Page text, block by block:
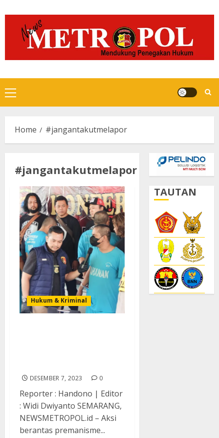
to
content
Primary
Menu
Home #jangantakutmelapor
#jangantakutmelapor
Hukum & Kriminal
DESEMBER 7, 2023 0
Reporter : Handono | Editor
: Widi Dwiyanto SEMARANG,
NEWSMETROPOL.id – Aksi
berantas premanisme...
TAUTAN